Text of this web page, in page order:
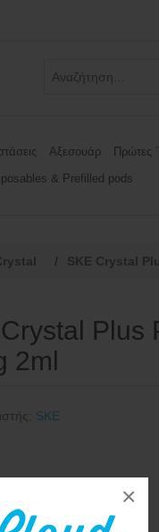
×
Αξεσουάρ Πρώτες
& Prefilled pods
/ SKE Crystal
Plus
2ml
SKE